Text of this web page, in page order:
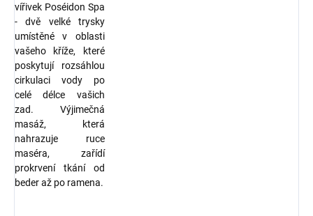
vířivek Poséidon Spa
- dvě velké trysky
umístěné v oblasti
vašeho kříže, které
poskytují rozsáhlou
cirkulaci vody po
celé délce vašich
zad. Výjimečná
masáž, která
nahrazuje ruce
maséra, zařídí
prokrvení tkání od
beder až po ramena.